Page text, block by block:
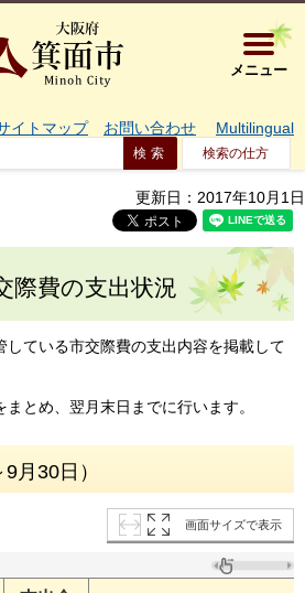
大阪府箕
メニュー
イトマップ お問い合わせ Multilingual
検索の仕方
更新日：2017年10月1日
際費の支出状況
している市交際費の支出内容を掲載して
とめ、翌月末日までに行います。
月30日）
画面サイズで表示